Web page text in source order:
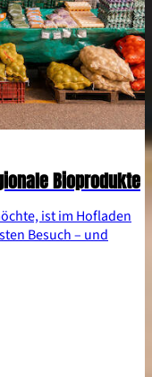
Bioprodukte
ist im Hofladen
Besuch – und